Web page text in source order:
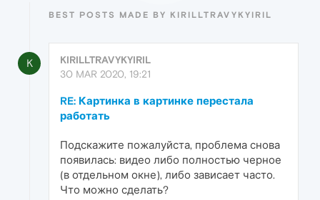
BEST POSTS MADE BY KIRILLTRAVYKYIRIL
K
KIRILLTRAVYKYIRIL
30 MAR 2020, 19:21
RE: Картинка в картинке перестала
работать
Подскажите пожалуйста, проблема снова
появилась: видео либо полностью черное
(в отдельном окне), либо зависает часто.
Что можно сделать?